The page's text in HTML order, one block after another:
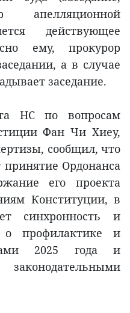
апелляционной
действующее
ему, прокурор
а в случае
заседание.
НС по вопросам
Фан Чи Хиеу,
сообщил, что
Ордонанса
его проекта
Конституции, в
синхронность и
профилактике и
2025 года и